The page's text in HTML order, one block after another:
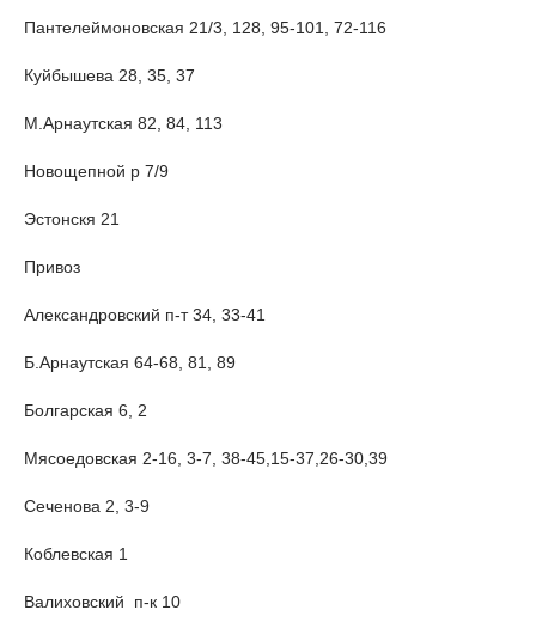
Пантелеймоновская 21/3, 128, 95-101, 72-116
Куйбышева 28, 35, 37
М.Арнаутская 82, 84, 113
Новощепной р 7/9
Эстонскя 21
Привоз
Александровский п-т 34, 33-41
Б.Арнаутская 64-68, 81, 89
Болгарская 6, 2
Мясоедовская 2-16, 3-7, 38-45,15-37,26-30,39
Сеченова 2, 3-9
Коблевская 1
Валиховский п-к 10